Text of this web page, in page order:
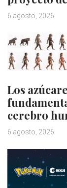
6 agosto, 2026
Los
cerebro
6 agosto, 2026